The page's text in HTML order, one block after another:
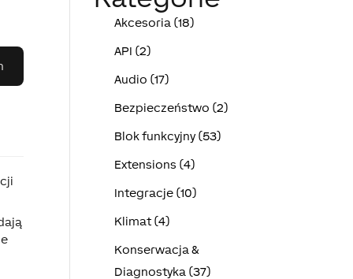
Akcesoria (18)
API (2)
Audio (17)
Bezpieczeństwo (2)
Blok funkcyjny (53)
Extensions (4)
Integracje (10)
Klimat (4)
Konserwacja &
Diagnostyka (37)